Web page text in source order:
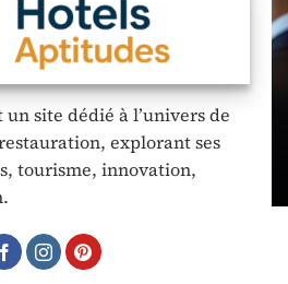
site dédié à l’univers de
explorant ses
tourisme, innovation,